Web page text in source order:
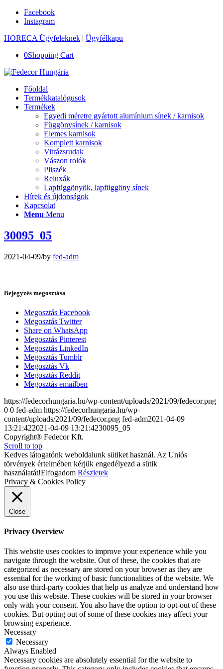
Facebook
Instagram
HORECA Ügyfeleknek | Ügyfélkapu
0Shopping Cart
Főoldal
Termékkatalógusok
Termékek
Egyedi méretre gyártott alumínium sínek / karnisok
Függönysínek / karnisok
Elemes karnisok
Komplett karnisok
Vitrázsrudak
Vászon rolók
Pliszék
Reluxák
Lapfüggönyök, lapfüggöny sínek
Hírek és újdonságok
Kapcsolat
Menu Menu
30095_05
2021-04-09/by fed-adm
Bejegyzés megosztása
Megosztás Facebook
Megosztás Twitter
Share on WhatsApp
Megosztás Pinterest
Megosztás LinkedIn
Megosztás Tumblr
Megosztás Vk
Megosztás Reddit
Megosztás emailben
https://fedecorhungaria.hu/wp-content/uploads/2021/09/fedecor.png
0 0 fed-adm https://fedecorhungaria.hu/wp-
content/uploads/2021/09/fedecor.png fed-adm2021-04-09
13:21:422021-04-09 13:21:4230095_05
Copyright® Fedecor Kft.
Scroll to top
Kedves látogatónk weboldalunk sütiket használ. Az Uniós
törvények értelmében kérjük engedélyezd a sütik
használatát!Elfogadom Részletek
Privacy & Cookies Policy
Close
Privacy Overview
This website uses cookies to improve your experience while you
navigate through the website. Out of these, the cookies that are
categorized as necessary are stored on your browser as they are
essential for the working of basic functionalities of the website. We
also use third-party cookies that help us analyze and understand how
you use this website. These cookies will be stored in your browser
only with your consent. You also have the option to opt-out of these
cookies. But opting out of some of these cookies may affect your
browsing experience.
Necessary
Necessary
Always Enabled
Necessary cookies are absolutely essential for the website to